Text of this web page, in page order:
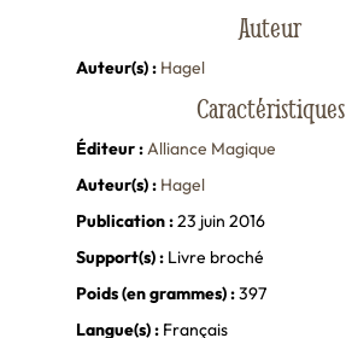
Auteur
Auteur(s) : Hagel
Caractéristiques
Éditeur :Alliance Magique
Auteur(s) : Hagel
Publication :23 juin 2016
Support(s) :Livre broché
Poids (en grammes) :397
Langue(s) :Français